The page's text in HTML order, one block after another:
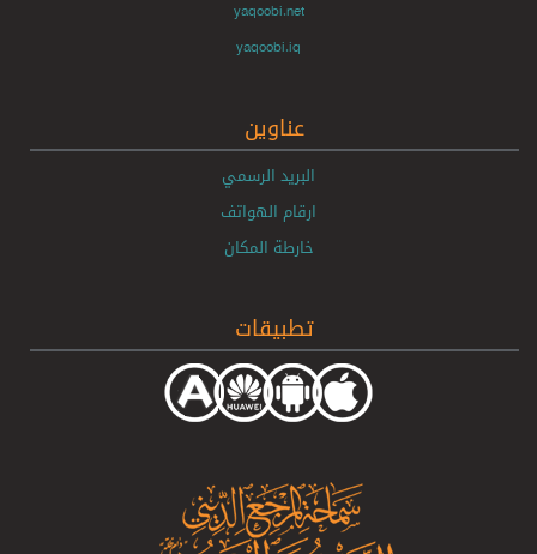
yaqoobi.net
yaqoobi.iq
عناوين
البريد الرسمي
ارقام الهواتف
خارطة المكان
تطبيقات